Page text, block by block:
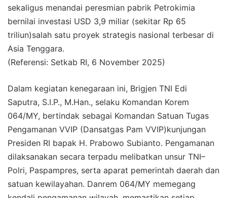
sekaligus menandai peresmian pabrik Petrokimia
bernilai investasi USD 3,9 miliar (sekitar Rp 65
triliun)salah satu proyek strategis nasional terbesar di
Asia Tenggara.
(Referensi: Setkab RI, 6 November 2025)
Dalam kegiatan kenegaraan ini, Brigjen TNI Edi
Saputra, S.I.P., M.Han., selaku Komandan Korem
064/MY, bertindak sebagai Komandan Satuan Tugas
Pengamanan VVIP (Dansatgas Pam VVIP)kunjungan
Presiden RI bapak H. Prabowo Subianto. Pengamanan
dilaksanakan secara terpadu melibatkan unsur TNI–
Polri, Paspampres, serta aparat pemerintah daerah dan
satuan kewilayahan. Danrem 064/MY memegang